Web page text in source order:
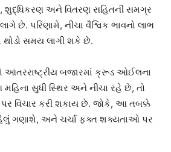
શુદ્ધિકરણ અને વિતરણ સહિતની સમગ્ર
છે. પરિણામે, નીચા વૈશ્વિક ભાવનો લાભ
થોડો સમય લાગી શકે છે.
બજારમાં ક્રૂડ ઓઈલના
સુધી સ્થિર અને નીચા રહે છે, તો
પર વિચાર કરી શકાય છે. જોકે, આ તબક્કે
ગણાશે, અને ચર્ચા ફક્ત શક્યતાઓ પર